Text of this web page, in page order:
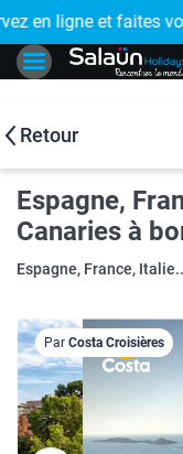
de proximité
EN PLUSIEURS
Retour
Espagne,
Canaries à
Espagne, France,
Par Costa Croisières